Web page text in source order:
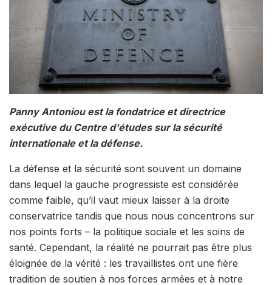
Panny Antoniou est la fondatrice et directrice
exécutive du Centre d'études sur la sécurité
internationale et la défense.
La défense et la sécurité sont souvent un domaine
dans lequel la gauche progressiste est considérée
comme faible, qu’il vaut mieux laisser à la droite
conservatrice tandis que nous nous concentrons sur
nos points forts – la politique sociale et les soins de
santé. Cependant, la réalité ne pourrait pas être plus
éloignée de la vérité : les travaillistes ont une fière
tradition de soutien à nos forces armées et à notre